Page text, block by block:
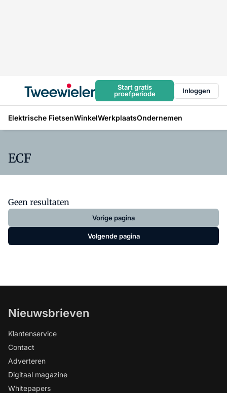
Start gratis
proefperiode
Inloggen
Elektrische FietsenWinkelWerkplaatsOndernemen
ECF
Geen resultaten
Vorige pagina
Volgende pagina
Nieuwsbrieven
Klantenservice
Contact
Adverteren
Digitaal magazine
Whitepapers